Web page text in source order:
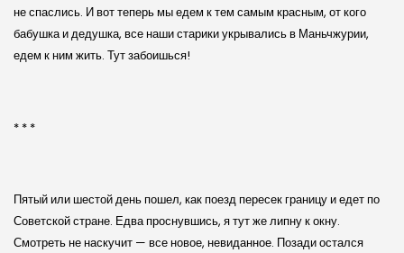
не спаслись. И вот теперь мы едем к тем самым красным, от кого
бабушка и дедушка, все наши старики укрывались в Маньчжурии,
едем к ним жить. Тут забоишься!
* * *
Пятый или шестой день пошел, как поезд пересек границу и едет по
Советской стране. Едва проснувшись, я тут же липну к окну.
Смотреть не наскучит — все новое, невиданное. Позади остался